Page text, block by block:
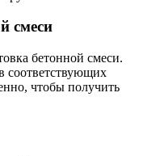
смеси
бетонной смеси.
соответствующих
чтобы получить